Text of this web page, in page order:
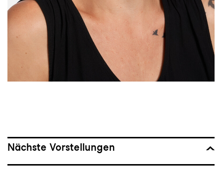
Nächste Vorstellungen